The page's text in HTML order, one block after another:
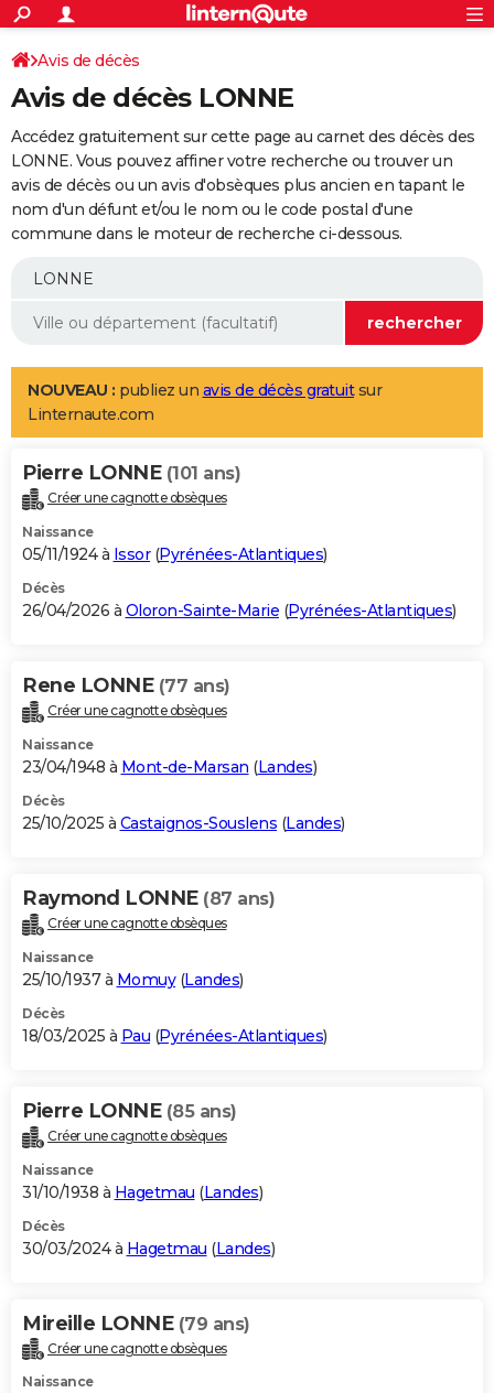
ACTUALITÉS
Politique
Société
Faits Divers
Education
Monde
Villes
+
SPORT
Coupe du monde 2026
Football
Tennis
Cyclisme
Rugby
Forum
Programme TV
TNTStreaming
Cinéma
Sorties cinéma
Musique
+
FINANCE
Retraite
Epargne
Immobilier
Risques naturels par ville
Banque
Assurance
AUTO
Essais
Réserver un essai
Citadines
Berlines
SUV
Forum auto
+
Mobiles
Meilleur smartphone
Internet
Ordinateurs
Jeux vidéo
Guide high-tech
Aménagement intérieur
LIFESTYLE
Art de vivre
Bien-être
Loisirs
Mode
Modes de vie
Alimentation
Guide de la santé
Maladies
Médicaments
Sommeil
VOYAGE
Destinations
City break
Voyage nature
Voyage de noces
Forum
Climat
+PHOTO
GUIDES D'ACHAT
BONS PLANS
Carte de Noël
Carte Bonne année
Carte Saint-Valentin
Carte Pâques
Carte d'anniversaire
DICTIONNAIRE
Dictionnaire
Biographies
Citations
Expressions
Proverbes
PROGRAMME TV
S'inscrire
Se connecter
Lycées
Collèges
Primaires
Universités
Entreprises
Service militaire
Avis de recherche
AVIS DE DÉCÈS
Bricolage
Lifestyle
Culture
Sport
Auto
Television
Voyage
Cinema
Avis de décès
Avis de décès LONNE
Accédez gratuitement sur cette page au carnet des décès des
LONNE. Vous pouvez affiner votre recherche ou trouver un
avis de décès ou un avis d'obsèques plus ancien en tapant le
nom d'un défunt et/ou le nom ou le code postal d'une
commune dans le moteur de recherche ci-dessous.
NOUVEAU : publiez un avis de décès gratuitsur
Linternaute.com
Pierre LONNE (101 ans)
Créer une cagnotte obsèques
Naissance
05/11/1924 à Issor(Pyrénées-Atlantiques)
Décès
26/04/2026 à Oloron-Sainte-Marie (Pyrénées-Atlantiques)
Rene LONNE (77 ans)
Créer une cagnotte obsèques
Naissance
23/04/1948 à Mont-de-Marsan (Landes)
Décès
25/10/2025 à Castaignos-Souslens (Landes)
Raymond LONNE (87 ans)
Créer une cagnotte obsèques
Naissance
25/10/1937 à Momuy(Landes)
Décès
18/03/2025 à Pau (Pyrénées-Atlantiques)
Pierre LONNE (85 ans)
Créer une cagnotte obsèques
Naissance
31/10/1938 à Hagetmau (Landes)
Décès
30/03/2024 à Hagetmau (Landes)
Mireille LONNE (79 ans)
Créer une cagnotte obsèques
Naissance